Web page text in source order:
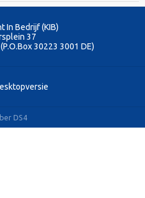
In Bedrijf (KIB)
37
30223 3001 DE)
DS4